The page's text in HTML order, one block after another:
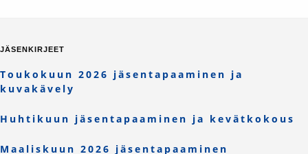
JÄSENKIRJEET
Toukokuun 2026 jäsentapaaminen ja
kuvakävely
Huhtikuun jäsentapaaminen ja kevätkokous
Maaliskuun 2026 jäsentapaaminen